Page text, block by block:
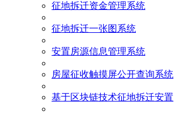
征地拆迁资金管理系统
征地拆迁一张图系统
安置房源信息管理系统
房屋征收触摸屏公开查询系统
基于区块链技术征地拆迁安置